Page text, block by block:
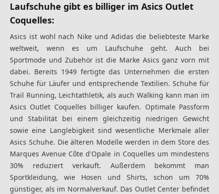
Laufschuhe gibt es billiger im Asics Outlet
Coquelles:
Asics ist wohl nach Nike und Adidas die beliebteste Marke
weltweit, wenn es um Laufschuhe geht. Auch bei
Sportmode und Zubehör ist die Marke Asics ganz vorn mit
dabei. Bereits 1949 fertigte das Unternehmen die ersten
Schuhe für Läufer und entsprechende Textilien. Schuhe für
Trail Running, Leichtathletik, als auch Walking kann man im
Asics Outlet Coquelles billiger kaufen. Optimale Passform
und Stabilität bei einem gleichzeitig niedrigen Gewicht
sowie eine Langlebigkeit sind wesentliche Merkmale aller
Asics Schuhe. Die älteren Modelle werden in dem Store des
Marques Avenue Côte d'Opale in Coquelles um mindestens
30% reduziert verkauft. Außerdem bekommt man
Sportkleidung, wie Hosen und Shirts, schon um 70%
günstiger, als im Normalverkauf. Das Outlet Center befindet